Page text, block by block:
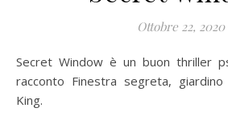
Ottobre 22, 2020
Secret Window è un buon thriller psicologico, tratto dal
racconto Finestra segreta,
King.